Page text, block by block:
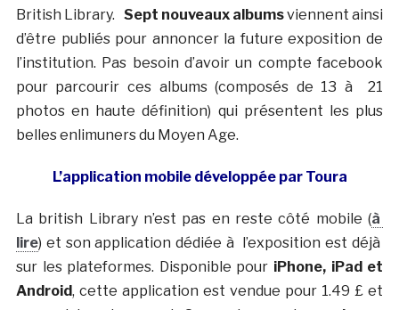
British Library. Sept nouveaux albumsviennent ainsi
d’être publiés pour annoncer la future exposition de
l’institution. Pas besoin d’avoir un compte facebook
pour parcourir ces albums (composés de 13 à 21
photos en haute définition) qui présentent les plus
belles enlimuners du Moyen Age.
L’application mobile développée par Toura
La british Library n’est pas en reste côté mobile (à
lire) et son application dédiée à l’exposition est déjà
sur les plateformes. Disponible pour iPhone, iPad et
Android, cette application est vendue pour 1.49 £ et